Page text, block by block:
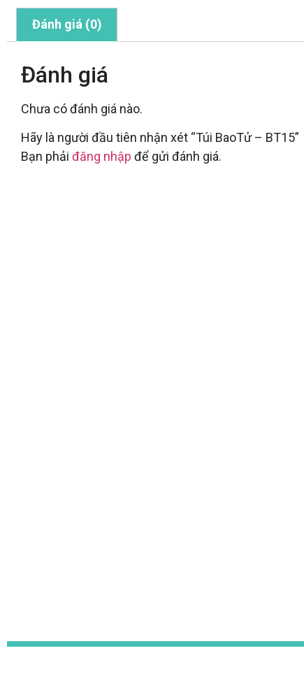
Đánh giá (0)
Đánh giá
Chưa có đánh giá nào.
Hãy là người đầu tiên nhận xét “Túi BaoTử – BT15”
Bạn phải đăng nhập để gửi đánh giá.